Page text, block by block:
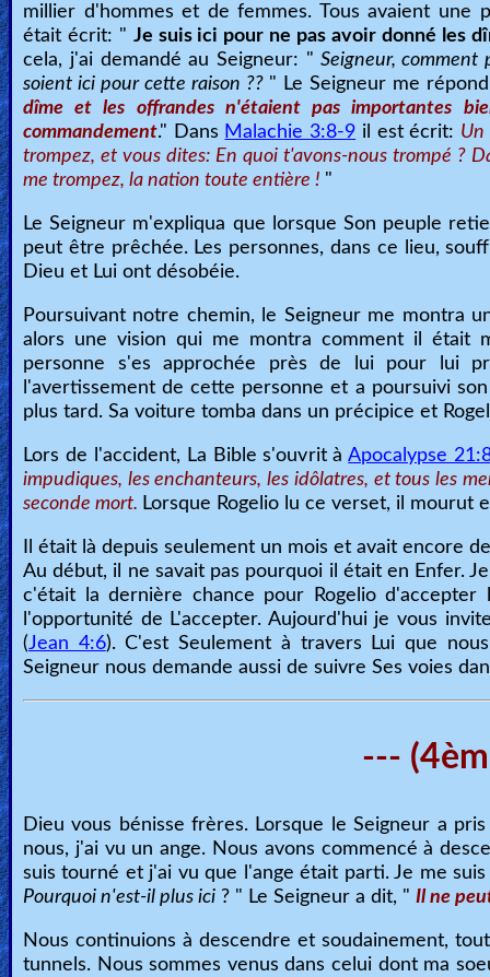
millier d'hommes et de femmes. Tous avaient une
était écrit: " Je suis ici pour ne pas avoir donné les
cela, j'ai demandé au Seigneur: " Seigneur, comment
soient ici pour cette raison ?? " Le Seigneur me
dîme et les offrandes n'étaient pas importantes
commandement." Dans Malachie 3:8-9 il est écrit: Un
trompez, et vous dites: En quoi t'avons-nous trompé ?
me trompez, la nation toute entière ! "
Le Seigneur m'expliqua que lorsque Son peuple
peut être prêchée. Les personnes, dans ce lieu,
Dieu et Lui ont désobéie.
Poursuivant notre chemin, le Seigneur me montra
alors une vision qui me montra comment il était
personne s'es approchée près de lui pour lui
l'avertissement de cette personne et a poursuivi
plus tard. Sa voiture tomba dans un précipice et
Lors de l'accident, La Bible s'ouvrit àApocalypse
impudiques, les enchanteurs, les idôlatres, et tous les
seconde mort. Lorsque Rogelio lu ce verset, il mourut
Il était là depuis seulement un mois et avait encore
Au début, il ne savait pas pourquoi il était en Enfer.
c'était la dernière chance pour Rogelio
l'opportunité de L'accepter. Aujourd'hui je vous
(Jean 4:6). C'est Seulement à travers Lui que
Seigneur nous demande aussi de suivre Ses voies
---
Dieu vous bénisse frères. Lorsque le Seigneur a
nous, j'ai vu un ange. Nous avons commencé à
suis tourné et j'ai vu que l'ange était parti. Je me
Pourquoi n'est-il plus ici ? " Le Seigneur a dit, " Il ne
Nous continuions à descendre et soudainement,
tunnels. Nous sommes venus dans celui dont ma